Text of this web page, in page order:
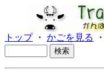
トップ・ かごを見る ・